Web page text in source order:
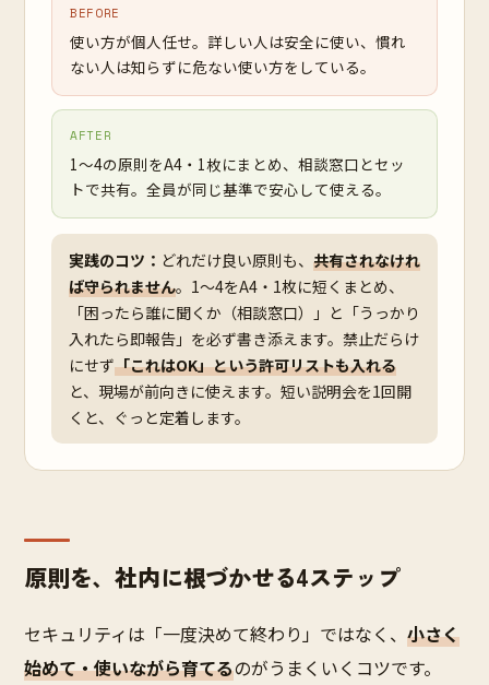
BEFORE
使い方が個人任せ。詳しい人は安全に使い、慣れ
ない人は知らずに危ない使い方をしている。
AFTER
1〜4の原則をA4・1枚にまとめ、相談窓口とセッ
トで共有。全員が同じ基準で安心して使える。
実践のコツ： どれだけ良い原則も、 共有されなけれ
ば守られません。1〜4をA4・1枚に短くまとめ、
「困ったら誰に聞くか（相談窓口）」と「うっかり
入れたら即報告」を必ず書き添えます。禁止だらけ
にせず「これはOK」という許可リストも入れる
と、現場が前向きに使えます。短い説明会を1回開
くと、ぐっと定着します。
原則を、社内に根づかせる4ステップ
セキュリティは「一度決めて終わり」ではなく、 小さく
始めて・使いながら育てるのがうまくいくコツです。